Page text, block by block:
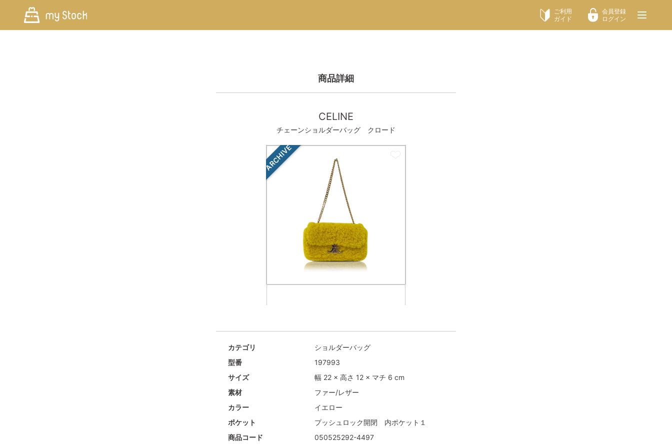
ご利用
ガイド
会員登録
ログイン
商品詳細
CELINE
チェーンショルダーバッグ クロード
ARCHIVE
カテゴリ
ショルダーバッグ
型番
197993
サイズ
幅 22 × 高さ 12 × マチ 6 cm
素材
ファー/レザー
カラー
イエロー
ポケット
プッシュロック開閉 内ポケット１
商品コード
050525292-4497